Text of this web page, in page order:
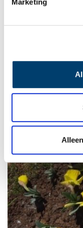
Marketing